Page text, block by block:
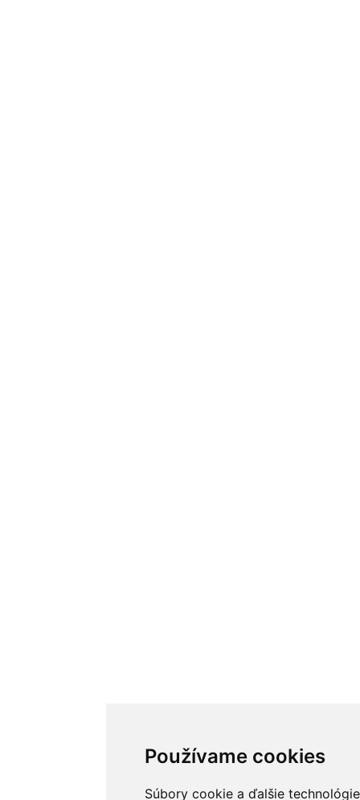
Používame cookies
Súbory cookie a ďalšie